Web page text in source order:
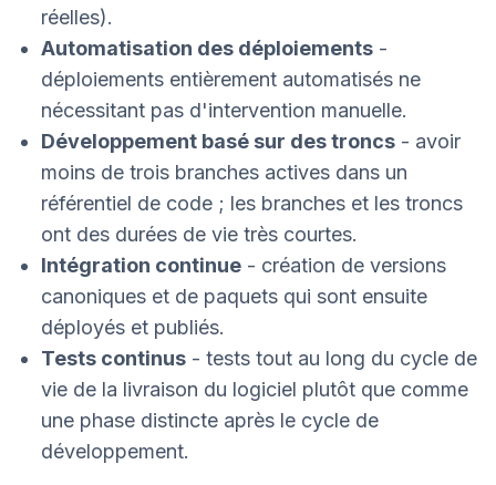
réelles).
Automatisation des déploiements -
déploiements entièrement automatisés ne
nécessitant pas d'intervention manuelle.
Développement basé sur des troncs - avoir
moins de trois branches actives dans un
référentiel de code ; les branches et les troncs
ont des durées de vie très courtes.
Intégration continue - création de versions
canoniques et de paquets qui sont ensuite
déployés et publiés.
Tests continus - tests tout au long du cycle de
vie de la livraison du logiciel plutôt que comme
une phase distincte après le cycle de
développement.